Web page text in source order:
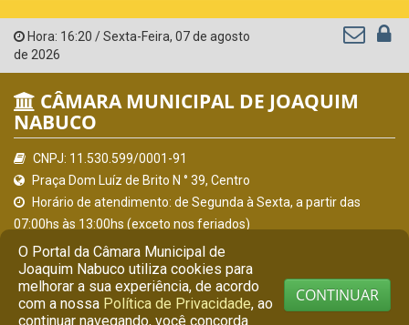
Hora: 16:20 /Sexta-Feira, 07 de agosto
de 2026
CÂMARA MUNICIPAL DE JOAQUIM
NABUCO
CNPJ: 11.530.599/0001-91
Praça Dom Luíz de Brito N ° 39, Centro
Horário de atendimento: de Segunda à Sexta, a partir das
07:00hs às 13:00hs (exceto nos feriados)
(81) 9 7341-9901
secretaria@camarajoaquimnabuco.pe.gov.br
Joaquim Nabuco - PE
O Portal da Câmara Municipal de
Joaquim Nabuco utiliza cookies para
melhorar a sua experiência, de acordo
com a nossa Política de Privacidade, ao
continuar navegando, você concorda
CONTINUAR